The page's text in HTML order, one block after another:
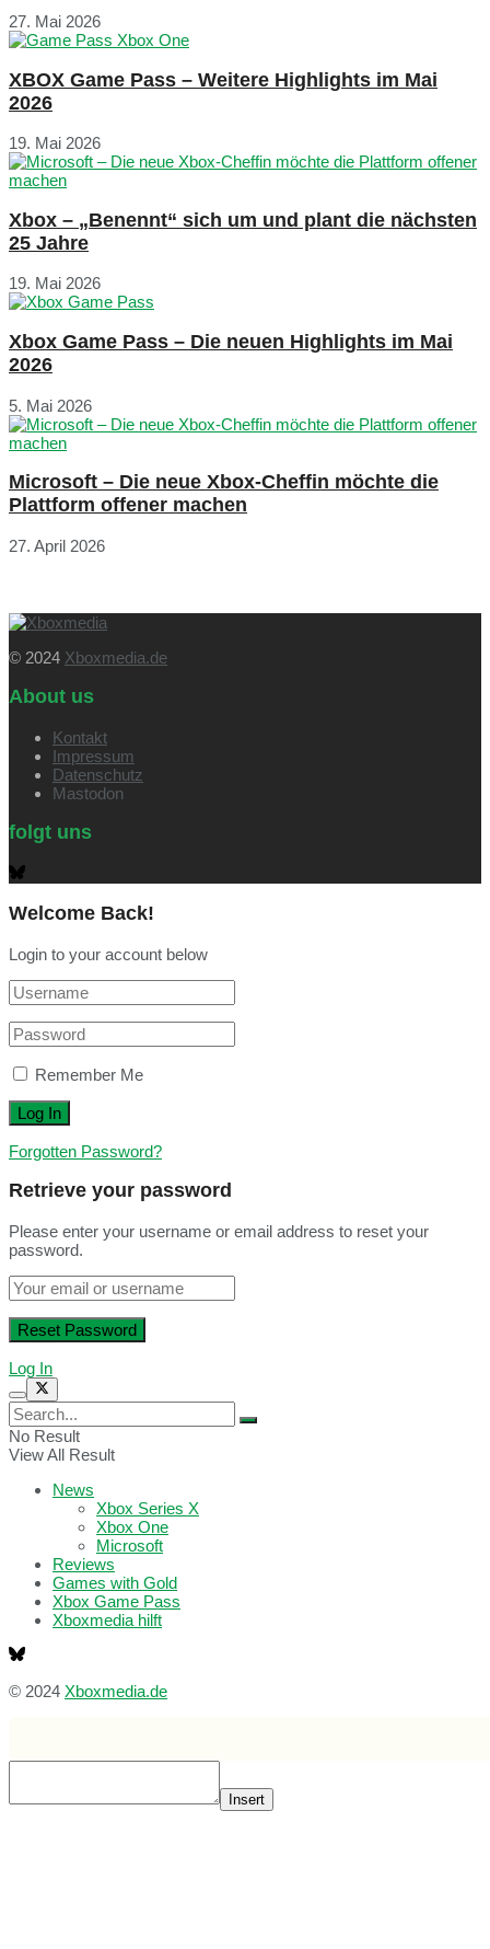
27. Mai 2026
XBOX Game Pass – Weitere Highlights im Mai
2026
19. Mai 2026
Xbox – „Benennt“ sich um und plant die nächsten
25 Jahre
19. Mai 2026
Xbox Game Pass – Die neuen Highlights im Mai
2026
5. Mai 2026
Microsoft – Die neue Xbox-Cheffin möchte die
Plattform offener machen
27. April 2026
© 2024 Xboxmedia.de
About us
Kontakt
Impressum
Datenschutz
Mastodon
folgt uns
Welcome Back!
Login to your account below
Remember Me
Forgotten Password?
Retrieve your password
Please enter your username or email address to reset your
password.
Log In
No Result
View All Result
News
Xbox Series X
Xbox One
Microsoft
Reviews
Games with Gold
Xbox Game Pass
Xboxmedia hilft
© 2024 Xboxmedia.de
Insert